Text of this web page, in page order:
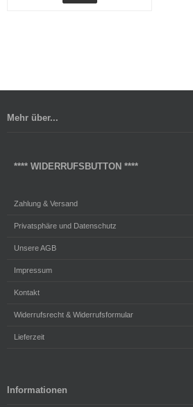
Mehr über...
**** WIDERRUFSBUTTON ****
Zahlung & Versand
Privatsphäre und Datenschutz
Unsere AGB
Impressum
Kontakt
Widerrufsrecht & Widerrufsformular
Lieferzeit
Informationen